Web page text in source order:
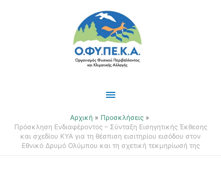
Κύριο
Μενού
Αρχική
Προσκλήσεις
Πρόσκληση Ενδιαφέροντος – Σύνταξη Εισηγητικής Έκθεσης
και σχεδίου ΚΥΑ για τη θέσπιση εισιτηρίου εισόδου στον
Εθνικό Δρυμό Ολύμπου και τη σχετική τεκμηρίωσή της